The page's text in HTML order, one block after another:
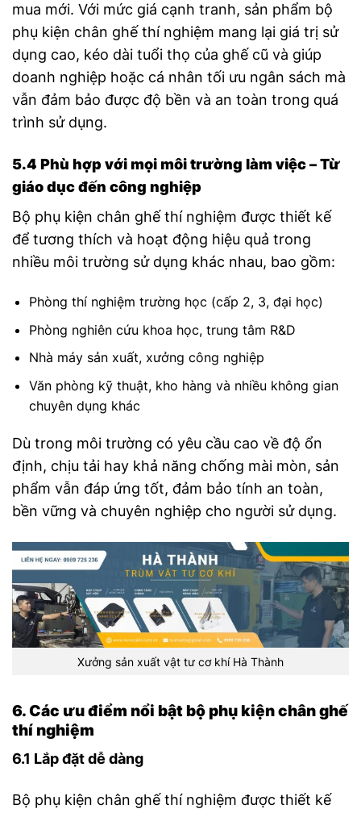
mua mới. Với mức giá cạnh tranh, sản phẩm bộ
phụ kiện chân ghế thí nghiệm mang lại giá trị sử
dụng cao, kéo dài tuổi thọ của ghế cũ và giúp
doanh nghiệp hoặc cá nhân tối ưu ngân sách mà
vẫn đảm bảo được độ bền và an toàn trong quá
trình sử dụng.
5.4 Phù hợp với mọi môi trường làm việc – Từ
giáo dục đến công nghiệp
Bộ phụ kiện chân ghế thí nghiệm được thiết kế
để tương thích và hoạt động hiệu quả trong
nhiều môi trường sử dụng khác nhau, bao gồm:
Phòng thí nghiệm trường học (cấp 2, 3, đại học)
Phòng nghiên cứu khoa học, trung tâm R&D
Nhà máy sản xuất, xưởng công nghiệp
Văn phòng kỹ thuật, kho hàng và nhiều không gian
chuyên dụng khác
Dù trong môi trường có yêu cầu cao về độ ổn
định, chịu tải hay khả năng chống mài mòn, sản
phẩm vẫn đáp ứng tốt, đảm bảo tính an toàn,
bền vững và chuyên nghiệp cho người sử dụng.
Xưởng sản xuất vật tư cơ khí Hà Thành
6. Các ưu điểm nổi bật bộ phụ kiện chân ghế
thí nghiệm
6.1 Lắp đặt dễ dàng
Bộ phụ kiện chân ghế thí nghiệm được thiết kế